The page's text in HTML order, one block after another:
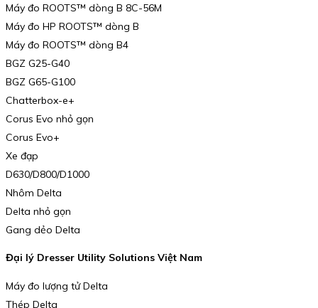
Máy đo ROOTS™ dòng B 8C-56M
Máy đo HP ROOTS™ dòng B
Máy đo ROOTS™ dòng B4
BGZ G25-G40
BGZ G65-G100
Chatterbox-e+
Corus Evo nhỏ gọn
Corus Evo+
Xe đạp
D630/D800/D1000
Nhôm Delta
Delta nhỏ gọn
Gang dẻo Delta
Đại lý Dresser Utility Solutions Việt Nam
Máy đo lượng tử Delta
Thép Delta